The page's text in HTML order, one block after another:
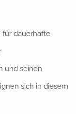
für dauerhafte
und seinen
sich in diesem